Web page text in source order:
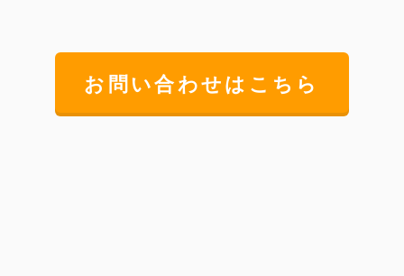
お問い合わせはこちら